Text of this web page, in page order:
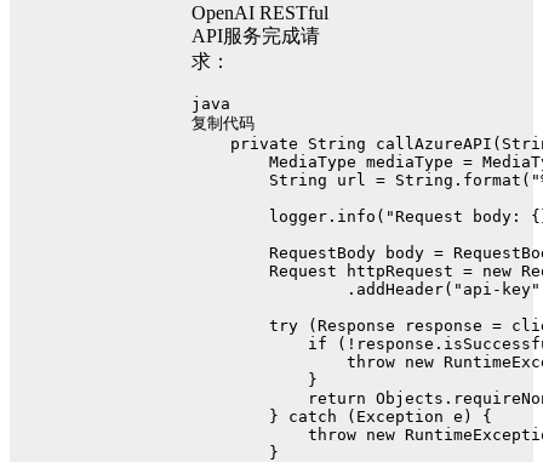
OpenAI RESTful
API服务完成请
求：
java
复制代码
private String callAzureAPI
MediaType mediaType =
String
url = String.format(
        logger.info(
"Request body:
RequestBody
body =
Request
httpRequest = new
                .addHeader(
"api-key"
try ( Response response =
if
throw new
            }
return
        }
catch (Exception e) {
throw new
        }